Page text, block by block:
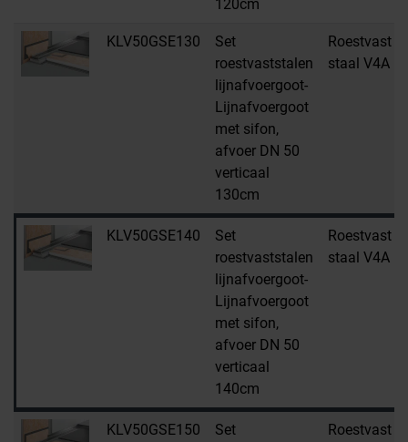
120cm
KLV50GSE130
Set
roestvaststalen
lijnafvoergoot-
Lijnafvoergoot
met sifon,
afvoer DN 50
verticaal
130cm
Roestvast
staal V4A
KLV50GSE140
Set
roestvaststalen
lijnafvoergoot-
Lijnafvoergoot
met sifon,
afvoer DN 50
verticaal
140cm
Roestvast
staal V4A
KLV50GSE150
Set
Roestvast